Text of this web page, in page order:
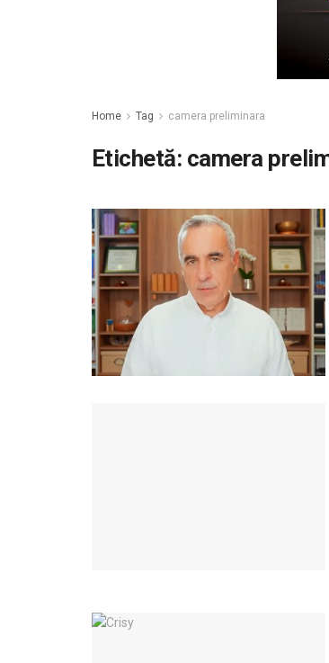
Home Tag camera preliminara
Etichetă: camera